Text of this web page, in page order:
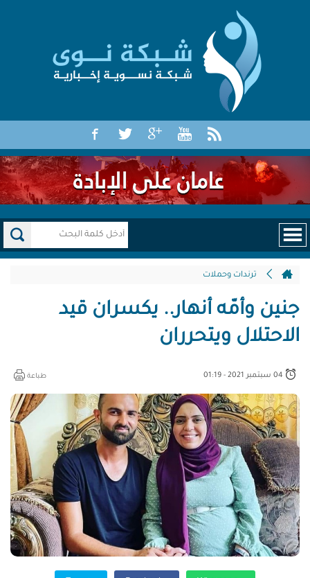
ترندات وحملات
جنين وأمّه أنهار.. يكسران قيد
الاحتلال ويتحرران
طباعة